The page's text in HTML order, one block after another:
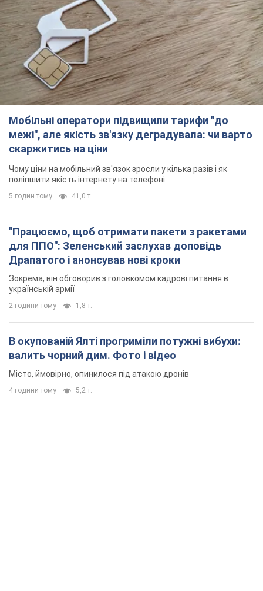
Мобільні оператори підвищили тарифи "до
межі", але якість зв'язку деградувала: чи варто
скаржитись на ціни
Чому ціни на мобільний зв'язок зросли у кілька разів і як
поліпшити якість інтернету на телефоні
5 годин тому 41,0 т.
"Працюємо, щоб отримати пакети з ракетами
для ППО": Зеленський заслухав доповідь
Драпатого і анонсував нові кроки
Зокрема, він обговорив з головкомом кадрові питання в
українській армії
2 години тому 1,8 т.
В окупованій Ялті прогриміли потужні вибухи:
валить чорний дим. Фото і відео
Місто, ймовірно, опинилося під атакою дронів
4 години тому 5,2 т.